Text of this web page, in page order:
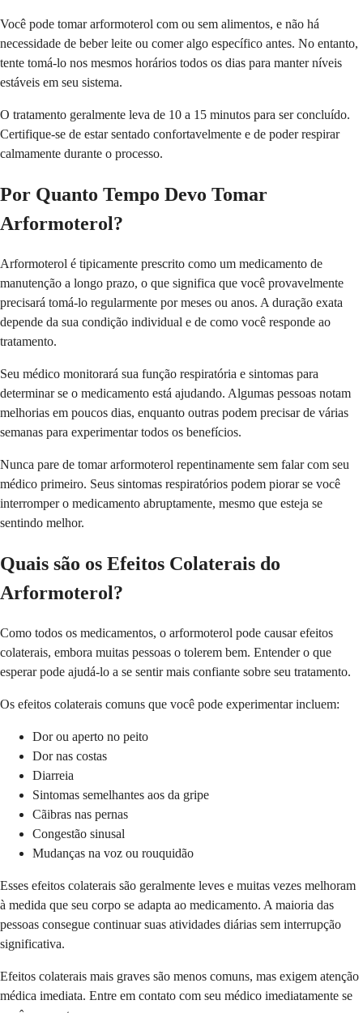
Você pode tomar arformoterol com ou sem alimentos, e não há
necessidade de beber leite ou comer algo específico antes. No entanto,
tente tomá-lo nos mesmos horários todos os dias para manter níveis
estáveis ​​em seu sistema.
O tratamento geralmente leva de 10 a 15 minutos para ser concluído.
Certifique-se de estar sentado confortavelmente e de poder respirar
calmamente durante o processo.
Por Quanto Tempo Devo Tomar
Arformoterol?
Arformoterol é tipicamente prescrito como um medicamento de
manutenção a longo prazo, o que significa que você provavelmente
precisará tomá-lo regularmente por meses ou anos. A duração exata
depende da sua condição individual e de como você responde ao
tratamento.
Seu médico monitorará sua função respiratória e sintomas para
determinar se o medicamento está ajudando. Algumas pessoas notam
melhorias em poucos dias, enquanto outras podem precisar de várias
semanas para experimentar todos os benefícios.
Nunca pare de tomar arformoterol repentinamente sem falar com seu
médico primeiro. Seus sintomas respiratórios podem piorar se você
interromper o medicamento abruptamente, mesmo que esteja se
sentindo melhor.
Quais são os Efeitos Colaterais do
Arformoterol?
Como todos os medicamentos, o arformoterol pode causar efeitos
colaterais, embora muitas pessoas o tolerem bem. Entender o que
esperar pode ajudá-lo a se sentir mais confiante sobre seu tratamento.
Os efeitos colaterais comuns que você pode experimentar incluem:
Dor ou aperto no peito
Dor nas costas
Diarreia
Sintomas semelhantes aos da gripe
Cãibras nas pernas
Congestão sinusal
Mudanças na voz ou rouquidão
Esses efeitos colaterais são geralmente leves e muitas vezes melhoram
à medida que seu corpo se adapta ao medicamento. A maioria das
pessoas consegue continuar suas atividades diárias sem interrupção
significativa.
Efeitos colaterais mais graves são menos comuns, mas exigem atenção
médica imediata. Entre em contato com seu médico imediatamente se